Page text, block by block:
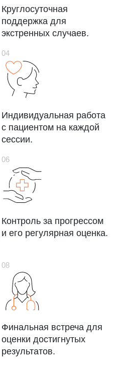
Круглосуточная
поддержка для
экстренных случаев.
Индивидуальная работа
с пациентом на каждой
сессии.
Контроль за прогрессом
и его регулярная оценка.
Финальная встреча для
оценки достигнутых
результатов.